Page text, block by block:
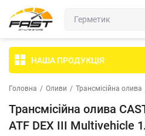
НАША ПРОДУКЦІЯ
Головна / Оливи / Трансмісійна олива
Трансмісійна олива
ATF DEX III Multivehicle